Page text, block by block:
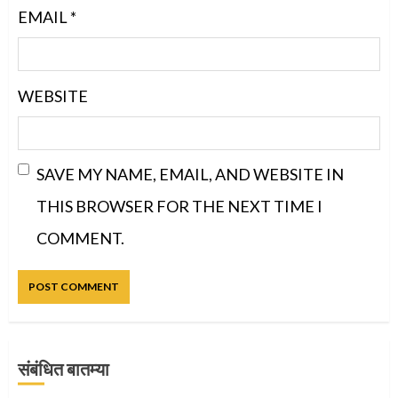
EMAIL*
WEBSITE
SAVE MY NAME, EMAIL, AND WEBSITE IN
THIS BROWSER FOR THE NEXT TIME I
COMMENT.
संबंधित बातम्या